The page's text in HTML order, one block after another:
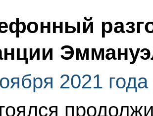
2021 года